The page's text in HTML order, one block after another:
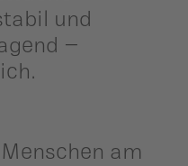
und
–
am